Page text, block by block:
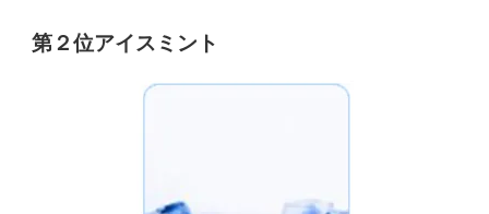
第２位アイスミント